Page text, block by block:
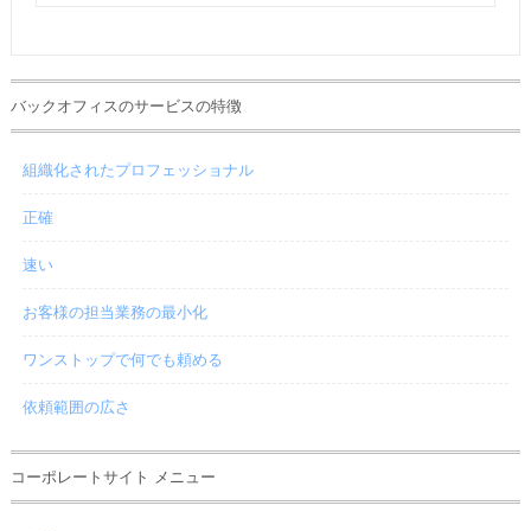
バックオフィスのサービスの特徴
組織化されたプロフェッショナル
正確
速い
お客様の担当業務の最小化
ワンストップで何でも頼める
依頼範囲の広さ
コーポレートサイト メニュー